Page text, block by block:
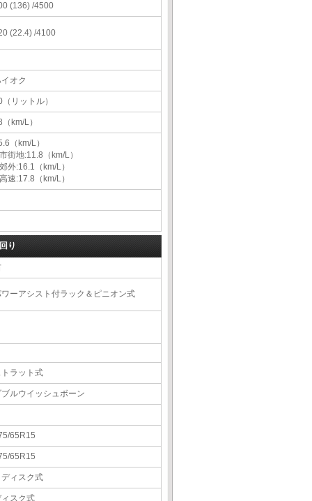
(136) /4500
(22.4) /4100
オク
（リットル）
km/L）
（km/L）
街地:11.8（km/L）
外:16.1（km/L）
速:17.8（km/L）
り
ーアシスト付ラック＆ピニオン式
ラット式
ルウイッシュボーン
65R15
65R15
ィスク式
スク式